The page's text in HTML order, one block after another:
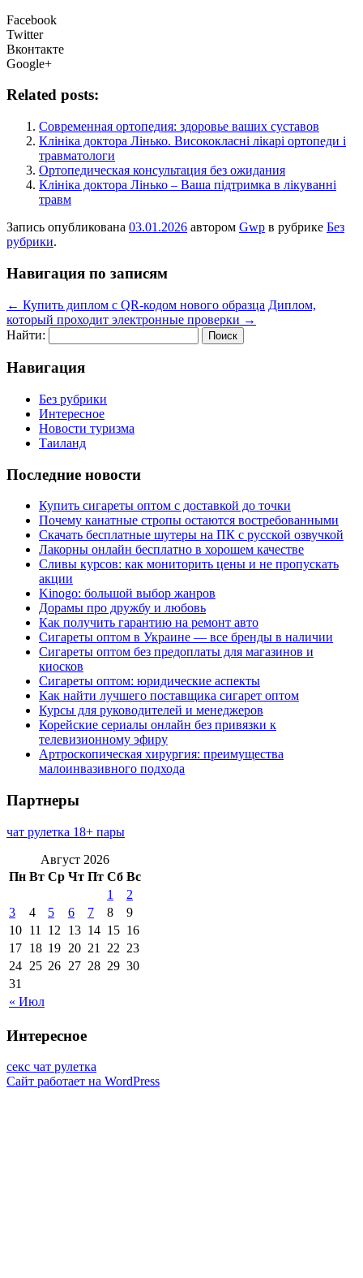
Facebook
Twitter
Вконтакте
Google+
Related posts:
Современная ортопедия: здоровье ваших суставов
Клініка доктора Лінько. Висококласні лікарі ортопеди і
травматологи
Ортопедическая консультация без ожидания
Клініка доктора Лінько – Ваша підтримка в лікуванні
травм
Запись опубликована 03.01.2026 автором Gwp в рубрике Без
рубрики.
Навигация по записям
← Купить диплом с QR-кодом нового образца Диплом,
который проходит электронные проверки →
Найти:
Навигация
Без рубрики
Интересное
Новости туризма
Таиланд
Последние новости
Купить сигареты оптом с доставкой до точки
Почему канатные стропы остаются востребованными
Скачать бесплатные шутеры на ПК с русской озвучкой
Лакорны онлайн бесплатно в хорошем качестве
Сливы курсов: как мониторить цены и не пропускать
акции
Kinogo: большой выбор жанров
Дорамы про дружбу и любовь
Как получить гарантию на ремонт авто
Сигареты оптом в Украине — все бренды в наличии
Сигареты оптом без предоплаты для магазинов и
киосков
Сигареты оптом: юридические аспекты
Как найти лучшего поставщика сигарет оптом
Курсы для руководителей и менеджеров
Корейские сериалы онлайн без привязки к
телевизионному эфиру
Артроскопическая хирургия: преимущества
малоинвазивного подхода
Партнеры
чат рулетка 18+ пары
Август 2026
Пн Вт Ср Чт Пт Сб Вс
« Июл
1
2
3
4 5 6 7 8
9
10 11 12 13 14 15 16
17 18 19 20 21 22 23
24 25 26 27 28 29 30
31
Интересное
секс чат рулетка
Сайт работает на WordPress